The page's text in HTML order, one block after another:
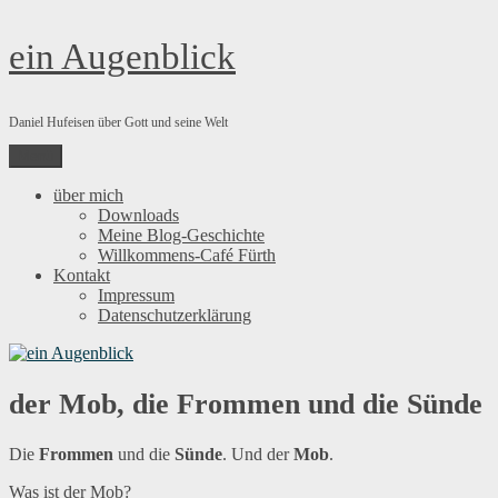
Zum
Inhalt
ein Augenblick
Daniel Hufeisen über Gott und seine Welt
über mich
Downloads
Meine Blog-Geschichte
Willkommens-Café Fürth
Kontakt
Impressum
Datenschutzerklärung
der Mob, die Frommen und die Sünde
Die Frommen und die Sünde. Und derMob.
Was ist der Mob?